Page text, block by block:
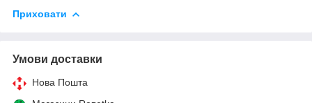
Приховати
Умови доставки
Нова Пошта